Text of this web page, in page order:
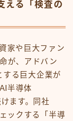
える「検査の
家や巨大ファン
が、アドバン
する巨大企業が
半導体
ます。同社
ックする「半導